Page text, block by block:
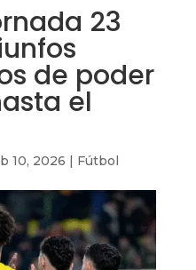
23
de poder
el
10, 2026 | Fútbol